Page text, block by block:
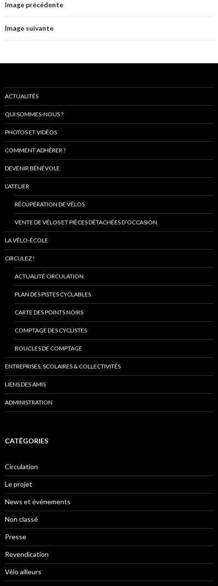
Image précédente
Image suivante
ACTUALITÉS
QUI SOMMES-NOUS ?
PHOTOS ET VIDÉOS
COMMENT ADHÉRER ?
DEVENIR BÉNÉVOLE
L’ATELIER
RÉCUPÉRATION DE VÉLOS
VENTE DE VÉLOS ET PIÈCES DÉTACHÉES D’OCCASION
LA VÉLO-ÉCOLE
CIRCULEZ !
ACTUALITÉ CIRCULATION
PLAN DES PISTES CYCLABLES
CARTE DES POINTS NOIRS
COMPTAGE DES CYCLISTES
BOUCLES DE COMPTAGE
ENTREPRISES, SCOLAIRES & COLLECTIVITÉS
LIENS DES AMIS
ADMINISTRATION
CATÉGORIES
Circulation
Le projet
News et événements
Non classé
Presse
Revendication
Vélo ailleurs